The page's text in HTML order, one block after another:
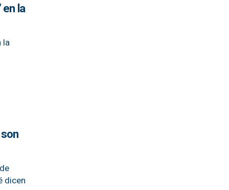
la
la
dicen